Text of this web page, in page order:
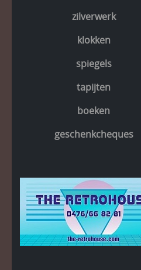
zilverwerk
klokken
spiegels
tapijten
boeken
geschenkcheques